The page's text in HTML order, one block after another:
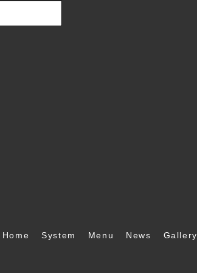
Home System Menu News Gallery